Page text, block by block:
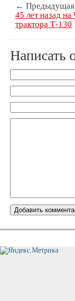
← Предыдущая
45 лет назад
трактора Т-130
Написать